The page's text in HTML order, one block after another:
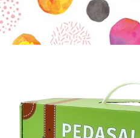
Unohtuiko salasana?
Etkö ole vielä
jäsen?